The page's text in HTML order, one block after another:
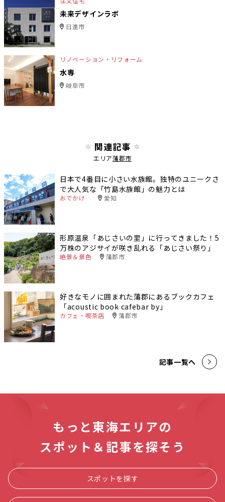
未来デザインラボ
日進市
リノベーション・リフォーム
水専
岐阜市
関連記事
エリア蒲郡市
日本で4番目に小さい水族館。独特のユニークさ
で大人気な「竹島水族館」の魅力とは
おでかけ 愛知
形原温泉「あじさいの里」に行ってきました！5
万株のアジサイが咲き乱れる「あじさい祭り」
絶景＆景色 蒲郡市
好きなモノに囲まれた蒲郡にあるブックカフェ
「acoustic book cafebar by」
カフェ・喫茶店 蒲郡市
記事一覧へ
もっと東海エリアの
スポット＆記事を探そう
スポットを探す